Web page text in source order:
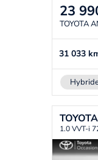
23
TOYOTA
31 033
TOYOTA
1.0 VVT-i